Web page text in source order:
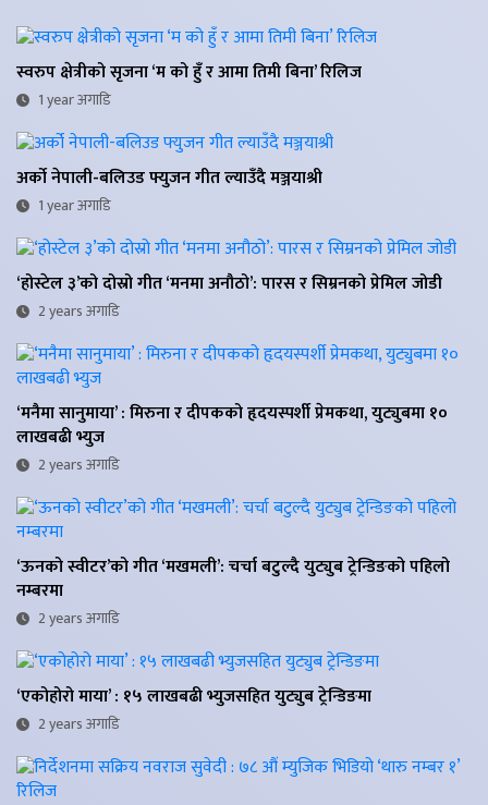
स्वरुप क्षेत्रीको सृजना ‘म को हुँ र आमा तिमी बिना’ रिलिज
1 year अगाडि
अर्को नेपाली-बलिउड फ्युजन गीत ल्याउँदै मञ्जयाश्री
1 year अगाडि
‘होस्टेल ३’को दोस्रो गीत ‘मनमा अनौठो’: पारस र सिम्रनको प्रेमिल जोडी
2 years अगाडि
‘मनैमा सानुमाया’ : मिरुना र दीपकको हृदयस्पर्शी प्रेमकथा, युट्युबमा १०
लाखबढी भ्युज
2 years अगाडि
‘ऊनको स्वीटर’को गीत ‘मखमली’: चर्चा बटुल्दै युट्युब ट्रेन्डिङको पहिलो
नम्बरमा
2 years अगाडि
‘एकोहोरो माया’ : १५ लाखबढी भ्युजसहित युट्युब ट्रेन्डिङमा
2 years अगाडि